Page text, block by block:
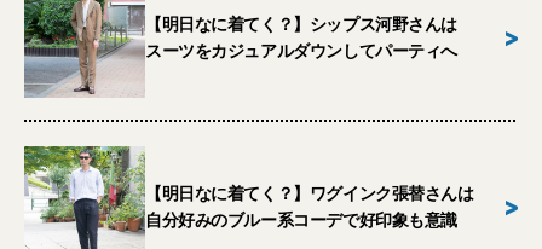
【明日なに着てく？】シップス河野さんは
スーツをカジュアルダウンしてパーティへ
>
【明日なに着てく？】ワグインク張替さんは
自分好みのブルー系コーデで好印象も意識
>